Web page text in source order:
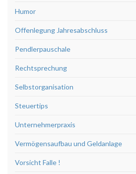
Humor
Offenlegung Jahresabschluss
Pendlerpauschale
Rechtsprechung
Selbstorganisation
Steuertips
Unternehmerpraxis
Vermögensaufbau und Geldanlage
Vorsicht Falle !